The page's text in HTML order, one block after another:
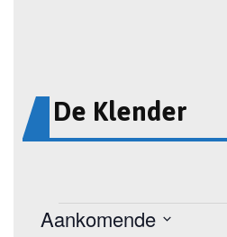
De Klender